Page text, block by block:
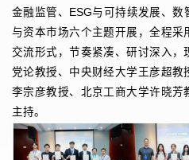
金融监管、ESG与可持续发展、
与资本市场六个主题开展，全程采
交流形式，节奏紧凑、研讨深入
党论教授、中央财经大学王彦超
李宗彦教授、北京工商大学许晓芳
主持。